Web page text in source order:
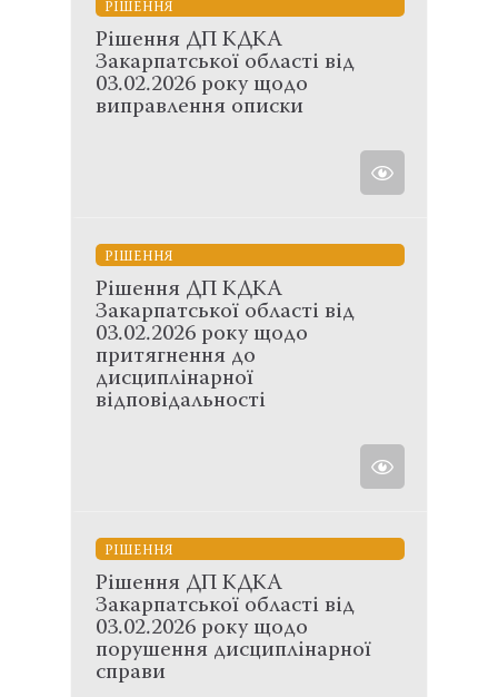
РІШЕННЯ
Рішення ДП КДКА
Закарпатської області від
03.02.2026 року щодо
виправлення описки
РІШЕННЯ
Рішення ДП КДКА
Закарпатської області від
03.02.2026 року щодо
притягнення до
дисциплінарної
відповідальності
РІШЕННЯ
Рішення ДП КДКА
Закарпатської області від
03.02.2026 року щодо
порушення дисциплінарної
справи